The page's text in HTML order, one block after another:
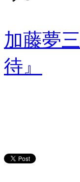
加藤夢
待』